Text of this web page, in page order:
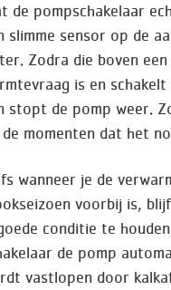
de pompschakelaar
slimme sensor op de
Zodra die boven
is en
stopt de pomp weer.
momenten dat het
wanneer je de
voorbij is,
conditie te
de pomp
vastlopen door